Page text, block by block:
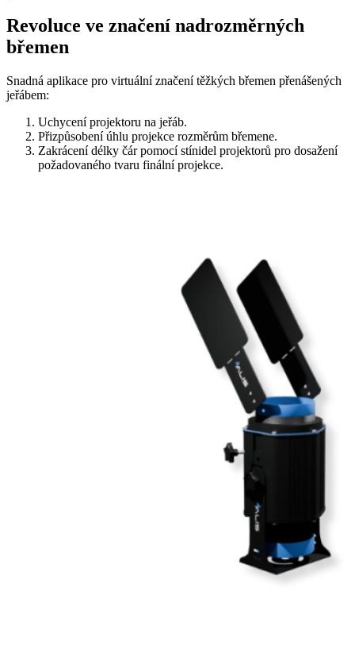
Revoluce ve značení nadrozměrných
břemen
Snadná aplikace pro virtuální značení těžkých břemen přenášených
jeřábem:
Uchycení projektoru na jeřáb.
Přizpůsobení úhlu projekce rozměrům břemene.
Zakrácení délky čár pomocí stínidel projektorů pro dosažení
požadovaného tvaru finální projekce.